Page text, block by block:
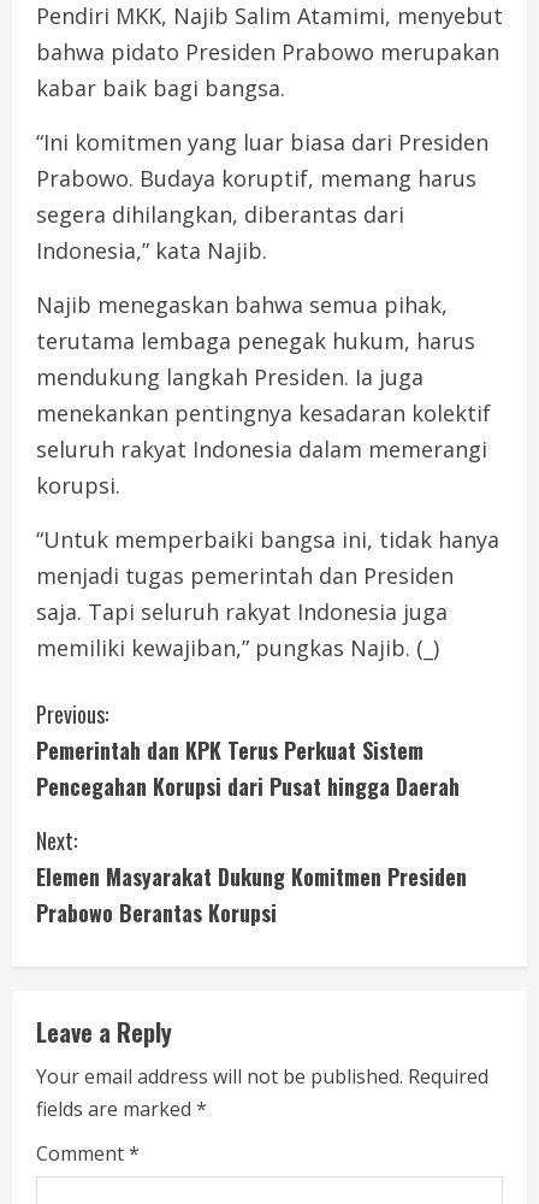
Pendiri MKK, Najib Salim Atamimi, menyebut
bahwa pidato Presiden Prabowo merupakan
kabar baik bagi bangsa.
“Ini komitmen yang luar biasa dari Presiden
Prabowo. Budaya koruptif, memang harus
segera dihilangkan, diberantas dari
Indonesia,” kata Najib.
Najib menegaskan bahwa semua pihak,
terutama lembaga penegak hukum, harus
mendukung langkah Presiden. Ia juga
menekankan pentingnya kesadaran kolektif
seluruh rakyat Indonesia dalam memerangi
korupsi.
“Untuk memperbaiki bangsa ini, tidak hanya
menjadi tugas pemerintah dan Presiden
saja. Tapi seluruh rakyat Indonesia juga
memiliki kewajiban,” pungkas Najib. (_)
C
o
n
t
i
n
u
e
R
e
Previous:
Pemerintah dan KPK Terus Perkuat Sistem
Pencegahan Korupsi dari Pusat hingga Daerah
Next:
Elemen Masyarakat Dukung Komitmen Presiden
Prabowo Berantas Korupsi
Leave a Reply
Your email address will not be published. Required
fields are marked *
Comment*